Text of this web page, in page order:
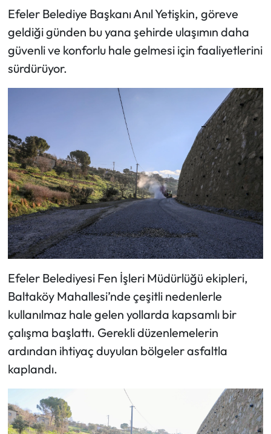
Efeler Belediye Başkanı Anıl Yetişkin, göreve
geldiği günden bu yana şehirde ulaşımın daha
güvenli ve konforlu hale gelmesi için faaliyetlerini
sürdürüyor.
Efeler Belediyesi Fen İşleri Müdürlüğü ekipleri,
Baltaköy Mahallesi’nde çeşitli nedenlerle
kullanılmaz hale gelen yollarda kapsamlı bir
çalışma başlattı. Gerekli düzenlemelerin
ardından ihtiyaç duyulan bölgeler asfaltla
kaplandı.